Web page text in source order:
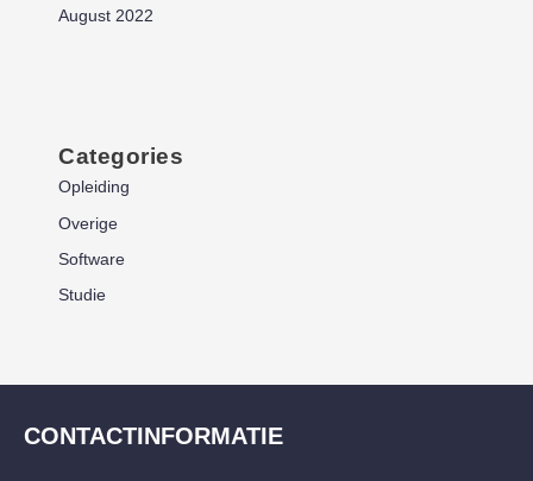
August 2022
Categories
Opleiding
Overige
Software
Studie
CONTACTINFORMATIE